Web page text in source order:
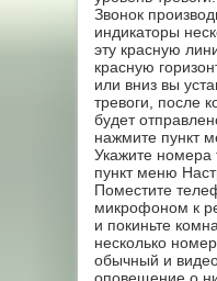
Звонок
индикаторы
эту красную
красную
или вниз вы
тревоги, после
будет
нажмите пункт
Укажите
пункт меню
Поместите
микрофоном к
и покиньте
несколько
обычный и